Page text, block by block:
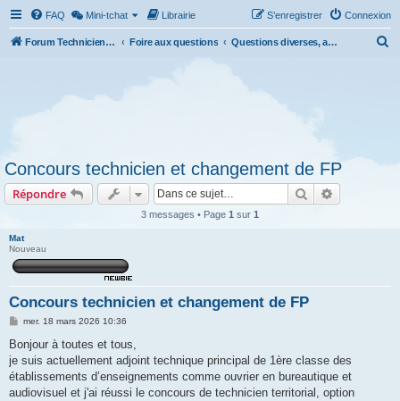
FAQ Mini-tchat Librairie Connexion
S’enregistrer
Forum Technicien-Territoral Foire aux questions Questions diverses, actualités, informations, débats ou autres...
Concours technicien et changement de FP
Répondre Rechercher
3 messages • Page 1 sur 1
Mat
Nouveau
Concours technicien et changement de FP
M
s
a
g
mer. 18 mars 2026 10:36
Bonjour à toutes et tous,
je suis actuellement adjoint technique principal de 1ère classe des
établissements d’enseignements comme ouvrier en bureautique et
audiovisuel et j'ai réussi le concours de technicien territorial, option